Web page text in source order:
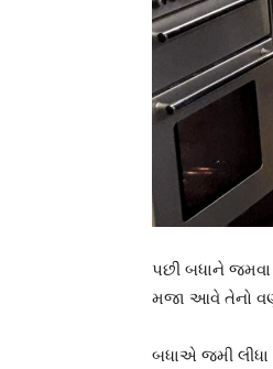
પછી બધાને
મજા આવે તેનો
બધાએ જમી લીધા